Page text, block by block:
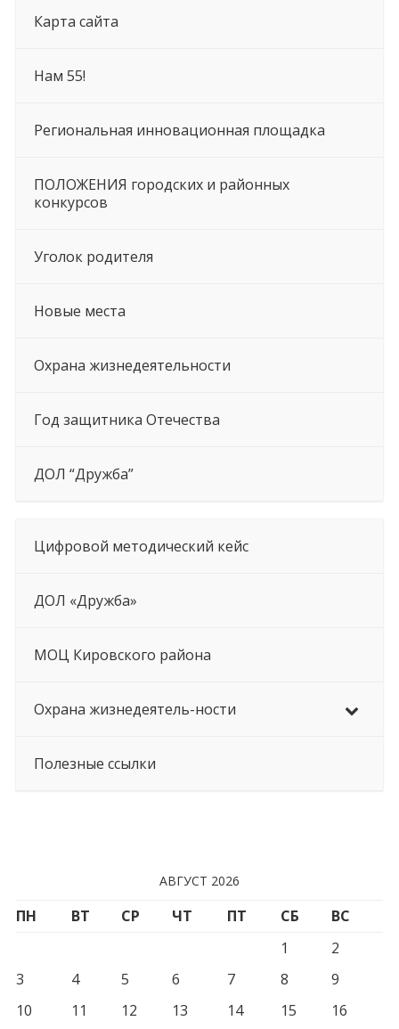
Карта сайта
Нам 55!
Региональная инновационная площадка
ПОЛОЖЕНИЯ городских и районных
конкурсов
Уголок родителя
Новые места
Охрана жизнедеятельности
Год защитника Отечества
ДОЛ “Дружба”
Цифровой методический кейс
ДОЛ «Дружба»
МОЦ Кировского района
Охрана жизнедеятель-ности
Полезные ссылки
АВГУСТ 2026
ПН ВТ СР ЧТ ПТ СБ
ВС
1
2
3
4 5 6 7 8
9
10
11 12 13 14 15
16